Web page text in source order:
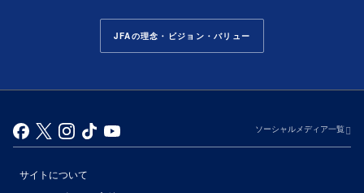
JFAの理念・ビジョン・バリュー
ソーシャルメディア一覧
サイトについて